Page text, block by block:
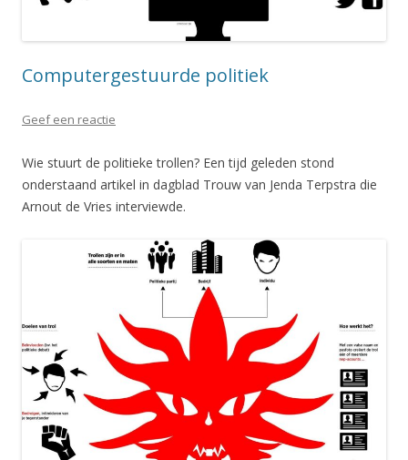
Computergestuurde politiek
Geef een reactie
Wie stuurt de politieke trollen? Een tijd geleden stond
onderstaand artikel in dagblad Trouw van Jenda Terpstra die
Arnout de Vries interviewde.